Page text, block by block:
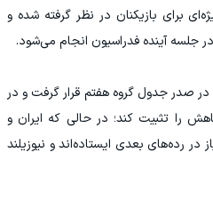
برای بازیکنان در نظر گرفته شده و
جلسه آینده فدراسیون انجام می‌شود.
4 امتیازی شد و در صدر جدول گروه هفتم قرار گرفت و در
را تثبیت کند؛ در حالی که ایران و
تساوی بدون گل، با 2 امتیاز در رده‌های بعدی ایستاده‌اند و نیوزیلند